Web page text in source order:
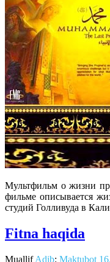
Мультфильм о жизни
фильме описывается
студий Голливуда в
Fitna haqida
MuallifAdib: Maktubot